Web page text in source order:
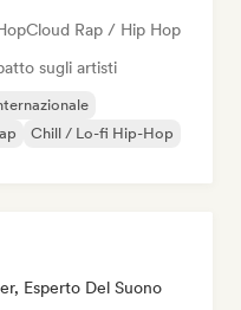
Cloud Rap / Hip Hop
sugli artisti
Chill / Lo-fi Hip-Hop
Esperto Del Suono